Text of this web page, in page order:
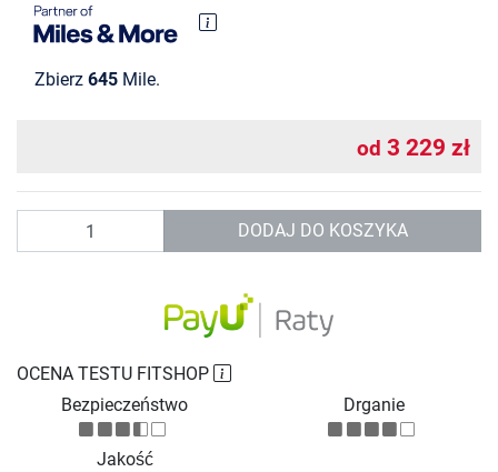
Zbierz 645 Mile.
od 3 229 zł
DODAJ DO KOSZYKA
OCENA TESTU FITSHOP
Bezpieczeństwo
Drganie
Jakość